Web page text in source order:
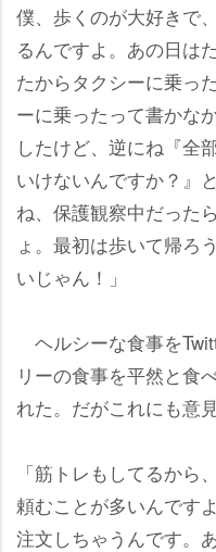
僕、歩くのが大好きで
るんですよ。あの日は
たからタクシーに乗っ
ーに乗ったって書かな
したけど、逆にね『全
いけないんですか？』
ね、保護観察中だった
ょ。最初は歩いて帰ろ
いじゃん！」
ヘルシーな食事を
リーの食事を平然と食
れた。だがこれにも
「筋トレもしてるから
頼むことが多いんです
注文しちゃうんです。